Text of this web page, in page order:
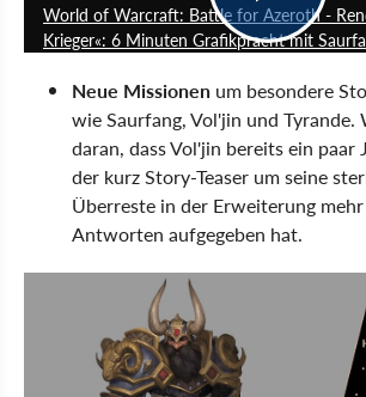
World of Warcraft: Battle for Azeroth -
Krieger«: 6 Minuten Grafikpracht mit
Neue Missionen um besondere
wie Saurfang, Vol'jin und Tyrande.
daran, dass Vol'jin bereits ein paar
der kurz Story-Teaser um seine
Überreste in der Erweiterung mehr
Antworten aufgegeben hat.